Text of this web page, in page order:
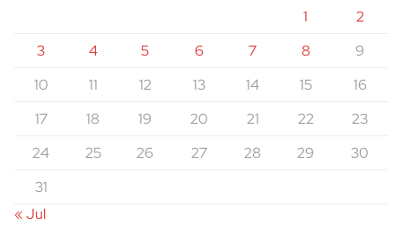
1
2
3
4 5 6 7 8
9
10
11 12 13 14 15
16
17
18 19 20 21 22
23
24
25 26 27 28 29
30
31
« Jul